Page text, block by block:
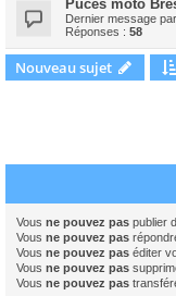
Puces moto
Dernier message par
Réponses : 58
Nouveau sujet
Vous ne pouvez pas publier
Vous ne pouvez pas
Vous ne pouvez pas éditer
Vous ne pouvez pas
Vous ne pouvez pas